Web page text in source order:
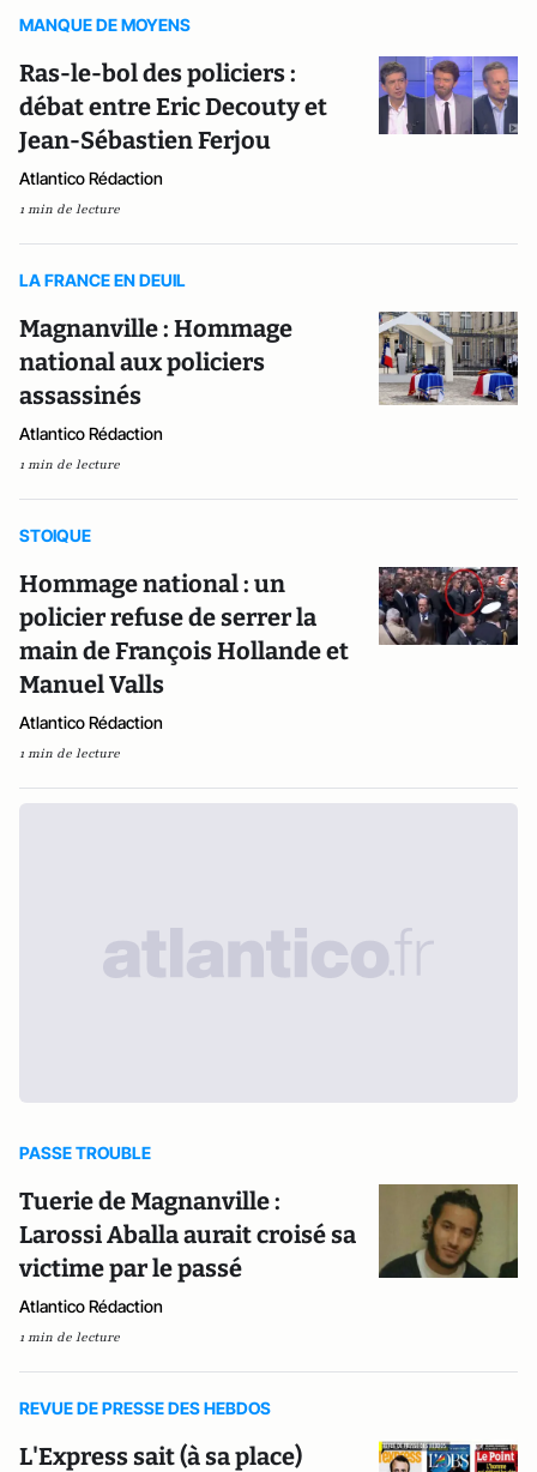
MANQUE DE MOYENS
Ras-le-bol des policiers :
débat entre Eric Decouty et
Jean-Sébastien Ferjou
Atlantico Rédaction
1 min de lecture
LA FRANCE EN DEUIL
Magnanville : Hommage
national aux policiers
assassinés
Atlantico Rédaction
1 min de lecture
STOIQUE
Hommage national : un
policier refuse de serrer la
main de François Hollande et
Manuel Valls
Atlantico Rédaction
1 min de lecture
PASSE TROUBLE
Tuerie de Magnanville :
Larossi Aballa aurait croisé sa
victime par le passé
Atlantico Rédaction
1 min de lecture
REVUE DE PRESSE DES HEBDOS
L'Express sait (à sa place)